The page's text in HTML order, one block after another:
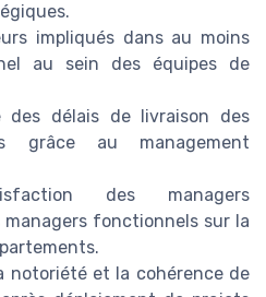
impliqués dans au moins
au sein des équipes de
des délais de livraison des
grâce au management
des managers
fonctionnels sur la
notoriété et la cohérence de